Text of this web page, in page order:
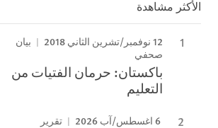
الأكثر مشاهدة
12 نوفمبر/تشرين الثاني 2018
بيان
صحفي
باكستان: حرمان الفتيات من
التعليم
6 اغسطس/آب 2026 تقرير